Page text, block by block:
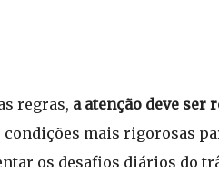
regras, a atenção deve ser
mais rigorosas
os desafios diários do